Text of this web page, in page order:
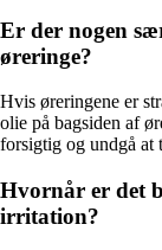
Er der nogen
øreringe?
Hvis øreringene er
olie på bagsiden af
forsigtig og undgå
Hvornår er det
irritation?